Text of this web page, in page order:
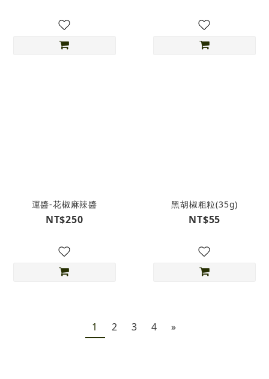
運醬-花椒麻辣醬
NT$250
黑胡椒粗粒(35g)
NT$55
1 2 3 4 »